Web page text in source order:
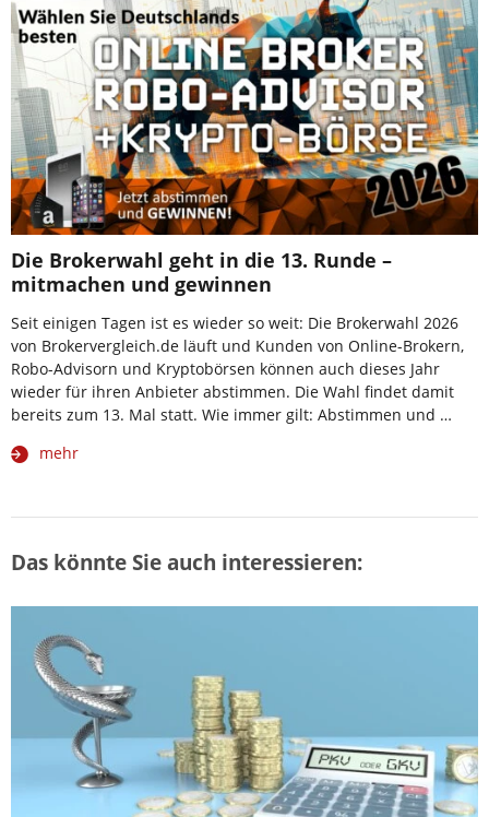
Die Brokerwahl geht in die 13. Runde –
mitmachen und gewinnen
Seit einigen Tagen ist es wieder so weit: Die Brokerwahl 2026
von Brokervergleich.de läuft und Kunden von Online-Brokern,
Robo-Advisorn und Kryptobörsen können auch dieses Jahr
wieder für ihren Anbieter abstimmen. Die Wahl findet damit
bereits zum 13. Mal statt. Wie immer gilt: Abstimmen und …
mehr
Das könnte Sie auch interessieren: